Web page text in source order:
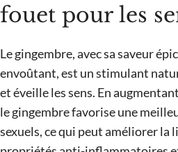
fouet pour les
Le gingembre, avec sa saveur
envoûtant, est un stimulant
et éveille les sens. En
le gingembre favorise une
sexuels, ce qui peut améliorer la